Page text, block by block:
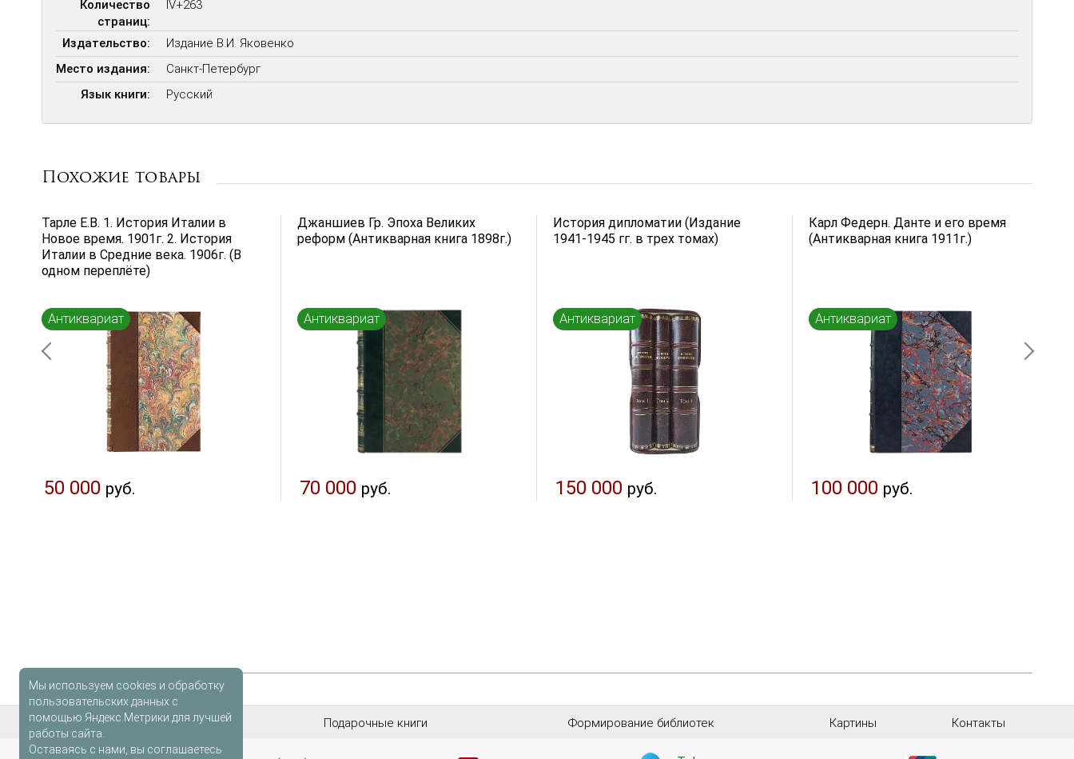
Количество
страниц:
IV+263
Издательство:
Издание В.И. Яковенко
Место издания:
Санкт-Петербург
Язык книги:
Русский
Похожие товары
Тарле Е.В. 1. История Италии в
Новое время. 1901г. 2. История
Италии в Средние века. 1906г. (В
одном переплёте)
Антиквариат
50 000 руб.
Джаншиев Гр. Эпоха Великих
реформ (Антикварная книга 1898г.)
Антиквариат
70 000 руб.
История дипломатии (Издание
1941-1945 гг. в трех томах)
Антиквариат
150 000 руб.
Карл Федерн. Данте и его время
(Антикварная книга 1911г.)
Антиквариат
100 000 руб.
Антикварные книги Подарочные книги Формирование библиотек Картины Контакты
Мы используем cookies и обработку
пользовательских данных с
помощью Яндекс.Метрики для лучшей
работы сайта.
Оставаясь с нами, вы соглашаетесь